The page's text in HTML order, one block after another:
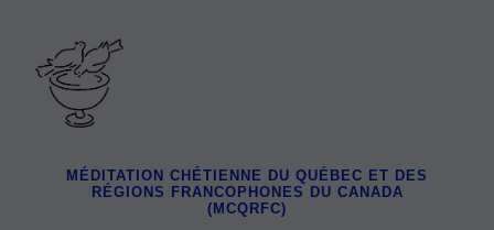
MÉDITATION CHÉTIENNE DU QUÉBEC ET DES
RÉGIONS FRANCOPHONES DU CANADA
(MCQRFC)